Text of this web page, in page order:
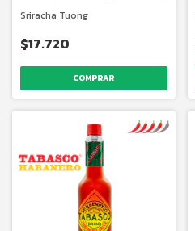
Sriracha Tuong
$17.720
COMPRAR